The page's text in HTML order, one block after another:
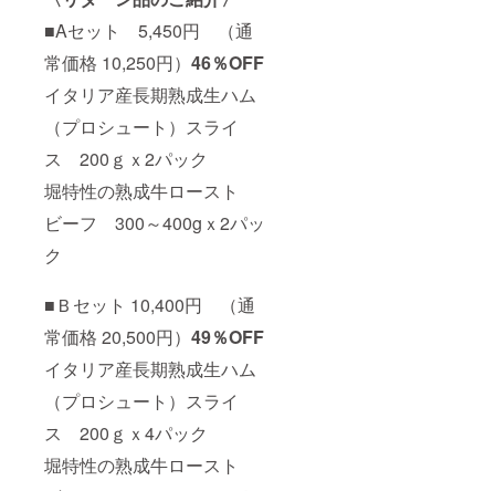
■Aセット 5,450円 （通
常価格 10,250円） 46％OFF
イタリア産長期熟成生ハム
（プロシュート）スライ
ス 200ｇｘ2パック
堀特性の熟成牛ロースト
ビーフ 300～400gｘ2パッ
ク
■Ｂセット 10,400円 （通
常価格 20,500円） 49％OFF
イタリア産長期熟成生ハム
（プロシュート）スライ
ス 200ｇｘ4パック
堀特性の熟成牛ロースト